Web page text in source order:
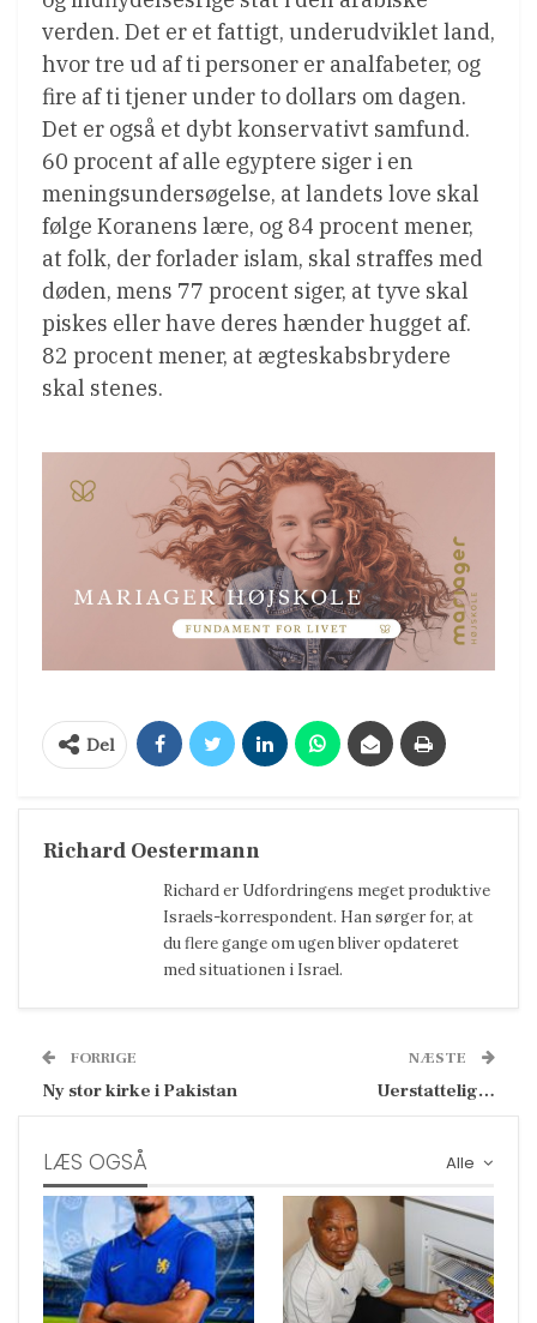
verden. Det er et fattigt, underudviklet land,
hvor tre ud af ti personer er analfabeter, og
fire af ti tjener under to dollars om dagen.
Det er også et dybt konservativt samfund.
60 procent af alle egyptere siger i en
meningsundersøgelse, at landets love skal
følge Koranens lære, og 84 procent mener,
at folk, der forlader islam, skal straffes med
døden, mens 77 procent siger, at tyve skal
piskes eller have deres hænder hugget af.
82 procent mener, at ægteskabsbrydere
skal stenes.
Del
Richard Oestermann
Richard er Udfordringens meget produktive
Israels-korrespondent. Han sørger for, at
du flere gange om ugen bliver opdateret
med situationen i Israel.
FORRIGE
Ny stor kirke i Pakistan
NÆSTE
Uerstattelig…
Alle
LÆS OGSÅ